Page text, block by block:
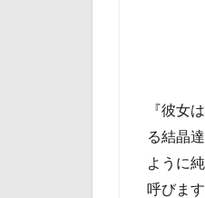
『彼女
る結晶
ように
呼びます